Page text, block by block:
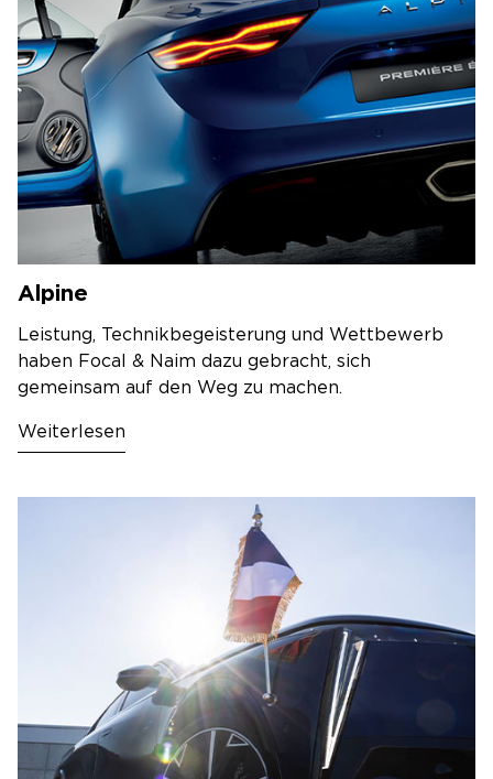
Alpine
Leistung, Technikbegeisterung und Wettbewerb
haben Focal & Naim dazu gebracht, sich
gemeinsam auf den Weg zu machen.
Weiterlesen